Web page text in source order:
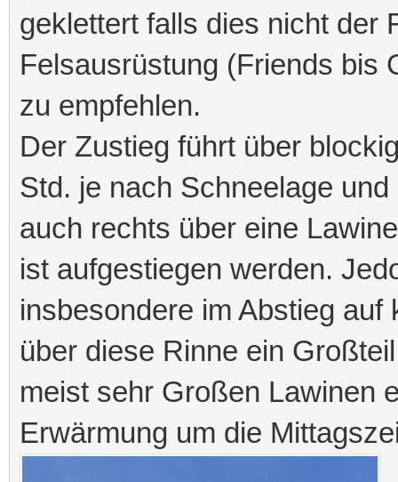
geklettert falls dies nicht der
Felsausrüstung (Friends bis
zu empfehlen.
Der Zustieg führt über
Std. je nach Schneelage
auch rechts über eine
ist aufgestiegen werden.
insbesondere im Abstieg
über diese Rinne ein
meist sehr Großen Lawinen
Erwärmung um die